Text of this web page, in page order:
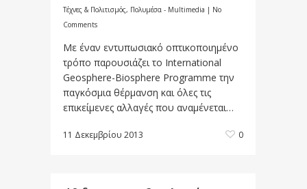
Τέχνες & Πολιτισμός, Πολυμέσα - Multimedia | No
Comments
Με έναν εντυπωσιακό οπτικοποιημένο
τρόπο παρουσιάζει το International
Geosphere-Biosphere Programme την
παγκόσμια θέρμανση και όλες τις
επικείμενες αλλαγές που αναμένεται…
11 Δεκεμβρίου 2013 0